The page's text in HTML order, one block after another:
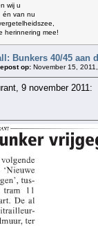
wij u
én van nu
herinnering mee!
Bunkers 40/45 aan
op: November 15,
9 november 2011: